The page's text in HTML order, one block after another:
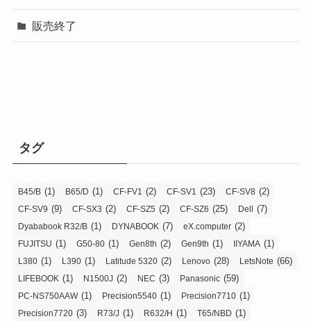
販売終了
タグ
B45/B (1) B65/D (1) CF-FV1 (2) CF-SV1 (23) CF-SV8 (2)
CF-SV9 (9) CF-SX3 (2) CF-SZ5 (2) CF-SZ6 (25) Dell (7)
Dyababook R32/B (1) DYNABOOK (7) eX.computer (2)
FUJITSU (1) G50-80 (1) Gen8th (2) Gen9th (1) IIYAMA (1)
L380 (1) L390 (1) Latitude 5320 (2) Lenovo (28) LetsNote (66)
LIFEBOOK (1) N1500J (2) NEC (3) Panasonic (59)
PC-NS750AAW(1) Precision5540 (1) Precision7710 (1)
Precision7720 (3) R73/J (1) R632/H (1) T65/NBD (1)